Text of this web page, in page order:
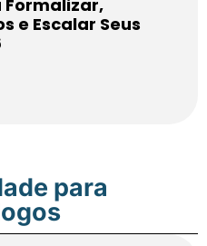
e Escalar Seus
para